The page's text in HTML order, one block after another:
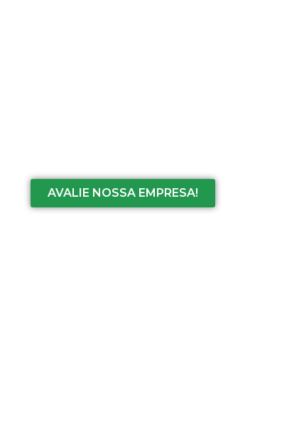
AVALIE NOSSA EMPRESA!